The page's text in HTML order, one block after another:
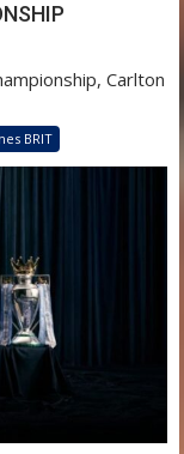
Carlton
BRIT